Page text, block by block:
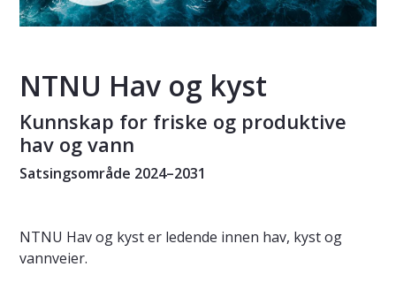
NTNU Hav og kyst
Kunnskap for friske og produktive
hav og vann
Satsingsområde 2024–2031
NTNU Hav og kyst er ledende innen hav, kyst og
vannveier.